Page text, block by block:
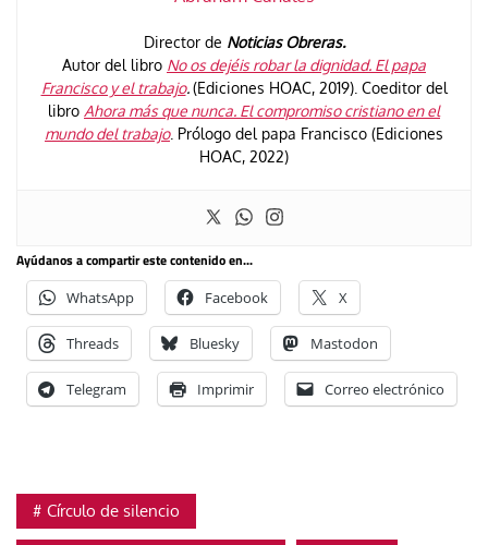
Director de Noticias Obreras.
Autor del libro No os dejéis robar la dignidad. El papa
Francisco y el trabajo.(Ediciones HOAC, 2019). Coeditor del
libro Ahora más que nunca. El compromiso cristiano en el
mundo del trabajo. Prólogo del papa Francisco (Ediciones
HOAC, 2022)
Ayúdanos a compartir este contenido en...
WhatsApp Facebook X
Threads Bluesky Mastodon
Telegram Imprimir Correo electrónico
Círculo de silencio